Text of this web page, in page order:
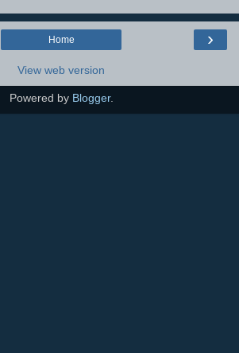
›
Home
View web version
Powered by Blogger.